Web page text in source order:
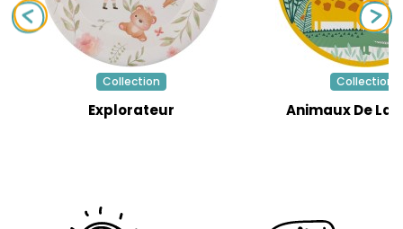
Collection
Explorateur
Collection
Animaux De La